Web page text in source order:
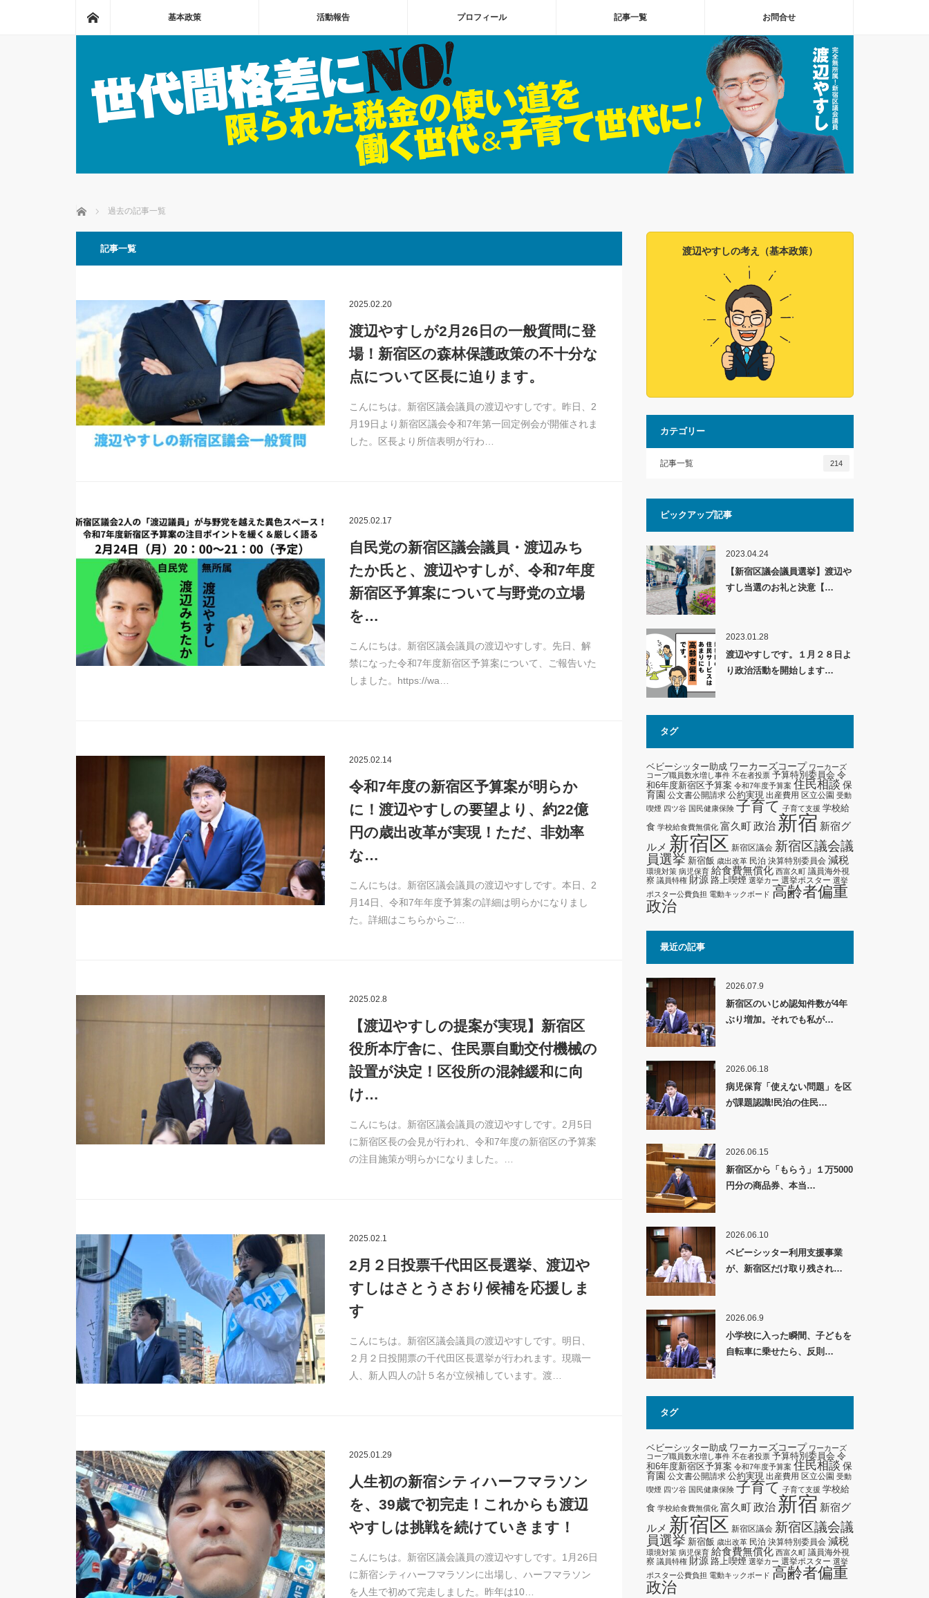
基本政策 活動報告 プロフィール 記事一覧 お問合せ
ホーム 過去の記事一覧
記事一覧
2025.02.20
渡辺やすしが2月26日の一般質問に登
場！新宿区の森林保護政策の不十分な
点について区長に迫ります。
こんにちは。新宿区議会議員の渡辺やすしです。昨日、2
月19日より新宿区議会令和7年第一回定例会が開催されま
した。区長より所信表明が行わ…
2025.02.17
自民党の新宿区議会議員・渡辺みち
たか氏と、渡辺やすしが、令和7年度
新宿区予算案について与野党の立場
を…
こんにちは。新宿区議会議員の渡辺やすしす。先日、解
禁になった令和7年度新宿区予算案について、ご報告いた
しました。https://wa…
2025.02.14
令和7年度の新宿区予算案が明らか
に！渡辺やすしの要望より、約22億
円の歳出改革が実現！ただ、非効率
な…
こんにちは。新宿区議会議員の渡辺やすしです。本日、2
月14日、令和7年年度予算案の詳細は明らかになりまし
た。詳細はこちらからご…
2025.02.8
【渡辺やすしの提案が実現】新宿区
役所本庁舎に、住民票自動交付機械の
設置が決定！区役所の混雑緩和に向
け…
こんにちは。新宿区議会議員の渡辺やすしです。2月5日
に新宿区長の会見が行われ、令和7年度の新宿区の予算案
の注目施策が明らかになりました。…
2025.02.1
2月２日投票千代田区長選挙、渡辺や
すしはさとうさおり候補を応援しま
す
こんにちは。新宿区議会議員の渡辺やすしです。明日、
２月２日投開票の千代田区長選挙が行われます。現職一
人、新人四人の計５名が立候補しています。渡…
2025.01.29
人生初の新宿シティハーフマラソン
を、39歳で初完走！これからも渡辺
やすしは挑戦を続けていきます！
こんにちは。新宿区議会議員の渡辺やすしです。1月26日
に新宿シティハーフマラソンに出場し、ハーフマラソン
を人生で初めて完走しました。昨年は10…
渡辺やすしの考え（基本政策）
カテゴリー
記事一覧 214
ピックアップ記事
2023.04.24
【新宿区議会議員選挙】渡辺や
すし当選のお礼と決意【…
2023.01.28
渡辺やすしです。１月２８日よ
り政治活動を開始します…
タグ
ベビーシッター助成 ワーカーズコープ ワーカーズ
コープ職員数水増し事件 不在者投票 予算特別委員会 令
和6年度新宿区予算案 令和7年度予算案 住民相談 保
育園 公文書公開請求 公約実現 出産費用 区立公園 受動
喫煙 四ツ谷 国民健康保険 子育て 子育て支援 学校給
食 学校給食費無償化 富久町 政治 新宿 新宿グ
ルメ 新宿区 新宿区議会 新宿区議会議
員選挙 新宿飯 歳出改革 民泊 決算特別委員会 減税
環境対策 病児保育 給食費無償化 西富久町 議員海外視
察 議員特権 財源 路上喫煙 選挙カー 選挙ポスター 選挙
ポスター公費負担 電動キックボード 高齢者偏重
政治
最近の記事
2026.07.9
新宿区のいじめ認知件数が4年
ぶり増加。それでも私が…
2026.06.18
病児保育「使えない問題」を区
が課題認識!民泊の住民…
2026.06.15
新宿区から「もらう」１万5000
円分の商品券、本当…
2026.06.10
ベビーシッター利用支援事業
が、新宿区だけ取り残され…
2026.06.9
小学校に入った瞬間、子どもを
自転車に乗せたら、反則…
タグ
ベビーシッター助成 ワーカーズコープ ワーカーズ
コープ職員数水増し事件 不在者投票 予算特別委員会 令
和6年度新宿区予算案 令和7年度予算案 住民相談 保
育園 公文書公開請求 公約実現 出産費用 区立公園 受動
喫煙 四ツ谷 国民健康保険 子育て 子育て支援 学校給
食 学校給食費無償化 富久町 政治 新宿 新宿グ
ルメ 新宿区 新宿区議会 新宿区議会議
員選挙 新宿飯 歳出改革 民泊 決算特別委員会 減税
環境対策 病児保育 給食費無償化 西富久町 議員海外視
察 議員特権 財源 路上喫煙 選挙カー 選挙ポスター 選挙
ポスター公費負担 電動キックボード 高齢者偏重
政治